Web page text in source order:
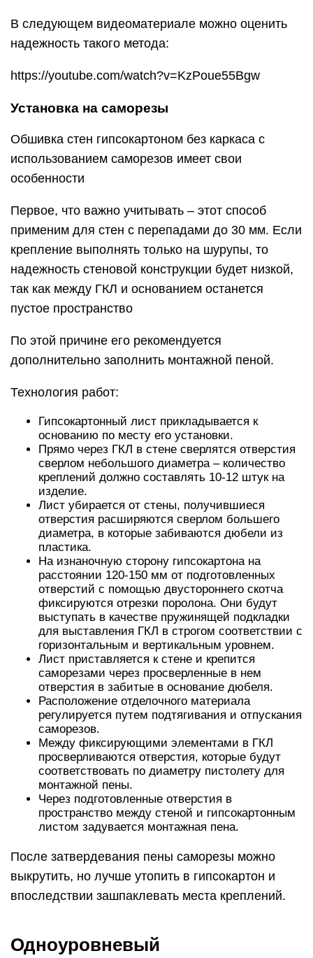
В следующем видеоматериале можно оценить
надежность такого метода:
https://youtube.com/watch?v=KzPoue55Bgw
Установка на саморезы
Обшивка стен гипсокартоном без каркаса с
использованием саморезов имеет свои
особенности
Первое, что важно учитывать – этот способ
применим для стен с перепадами до 30 мм. Если
крепление выполнять только на шурупы, то
надежность стеновой конструкции будет низкой,
так как между ГКЛ и основанием останется
пустое пространство
По этой причине его рекомендуется
дополнительно заполнить монтажной пеной.
Технология работ:
Гипсокартонный лист прикладывается к
основанию по месту его установки.
Прямо через ГКЛ в стене сверлятся отверстия
сверлом небольшого диаметра – количество
креплений должно составлять 10-12 штук на
изделие.
Лист убирается от стены, получившиеся
отверстия расширяются сверлом большего
диаметра, в которые забиваются дюбели из
пластика.
На изнаночную сторону гипсокартона на
расстоянии 120-150 мм от подготовленных
отверстий с помощью двустороннего скотча
фиксируются отрезки поролона. Они будут
выступать в качестве пружинящей подкладки
для выставления ГКЛ в строгом соответствии с
горизонтальным и вертикальным уровнем.
Лист приставляется к стене и крепится
саморезами через просверленные в нем
отверстия в забитые в основание дюбеля.
Расположение отделочного материала
регулируется путем подтягивания и отпускания
саморезов.
Между фиксирующими элементами в ГКЛ
просверливаются отверстия, которые будут
соответствовать по диаметру пистолету для
монтажной пены.
Через подготовленные отверстия в
пространство между стеной и гипсокартонным
листом задувается монтажная пена.
После затвердевания пены саморезы можно
выкрутить, но лучше утопить в гипсокартон и
впоследствии зашпаклевать места креплений.
Одноуровневый